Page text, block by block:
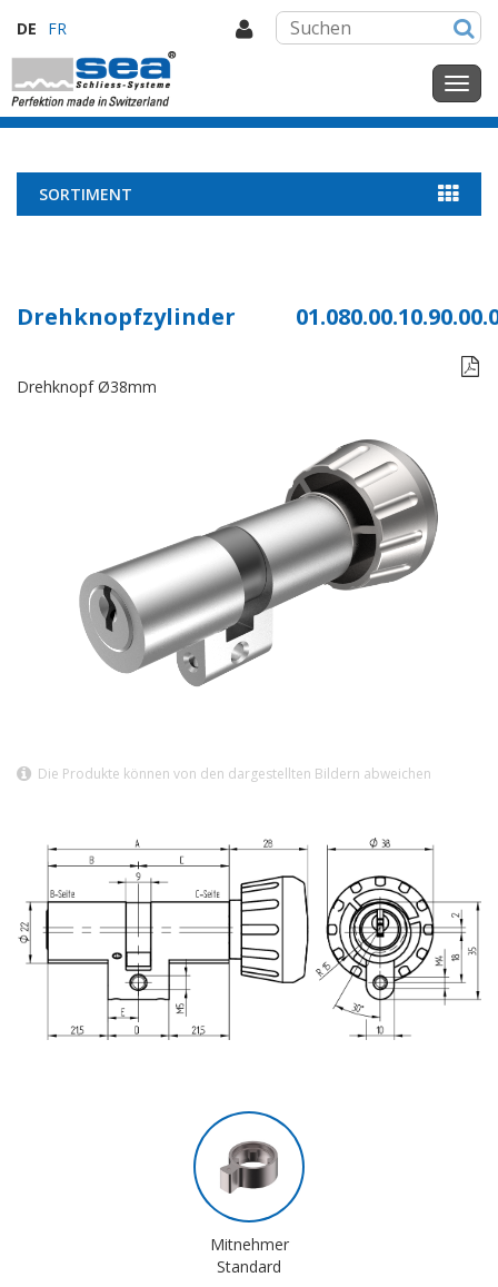
DE FR
SORTIMENT
Drehknopfzylinder

Drehknopf Ø38mm
Die Produkte können von den dargestellten Bildern abweichen
Mitnehmer
Standard